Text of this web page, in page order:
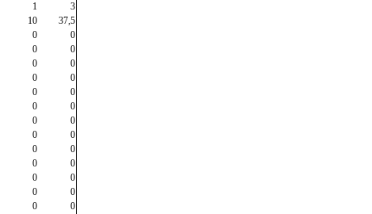
1
3
10
37,5
0
0
0
0
0
0
0
0
0
0
0
0
0
0
0
0
0
0
0
0
0
0
0
0
0
0